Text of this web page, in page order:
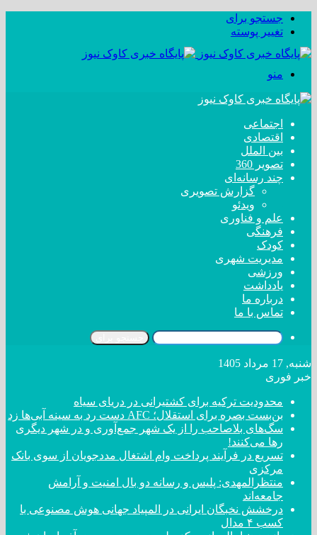
جستجو برای
تغییر پوسته
منو
اجتماعی
اقتصادی
بین الملل
تصویر 360
چند رسانه‌ای
گزارش تصویری
ویدئو
علم و فناوری
فرهنگی
کودک
مدیریت شهری
ورزشی
یادداشت
درباره ما
تماس با ما
شنبه, 17 مرداد 1405
خبر فوری
محدودیت ترکیه برای کشتیرانی در دریای سیاه
بن‌بست بصره برای استقلال؛ AFC دست رد به سینه آبی‌ها زد
سگ‌های بلاصاحب را از یک شهر جمع‌آوری و در شهر دیگری
رها می‌کنند!
تسریع در فرآیند پرداخت وام اشتغال مددجویان از سوی بانک
مرکزی
منتظرالمهدی: پلیس و رسانه دو بال امنیت و آرامش
جامعه‌اند
درخشش نخبگان ایرانی در المپیاد جهانی هوش مصنوعی با
کسب ۴ مدال